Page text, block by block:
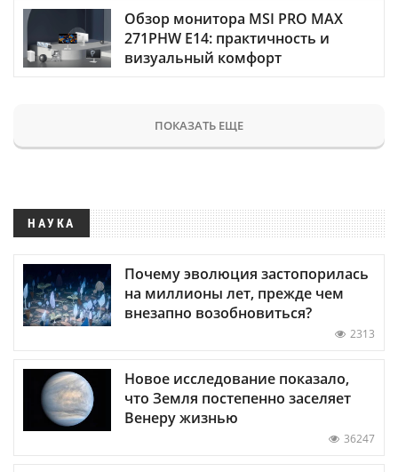
Обзор монитора MSI PRO MAX
271PHW E14: практичность и
визуальный комфорт
ПОКАЗАТЬ ЕЩЕ
НАУКА
Почему эволюция застопорилась
на миллионы лет, прежде чем
внезапно возобновиться?
2313
Новое исследование показало,
что Земля постепенно заселяет
Венеру жизнью
36247